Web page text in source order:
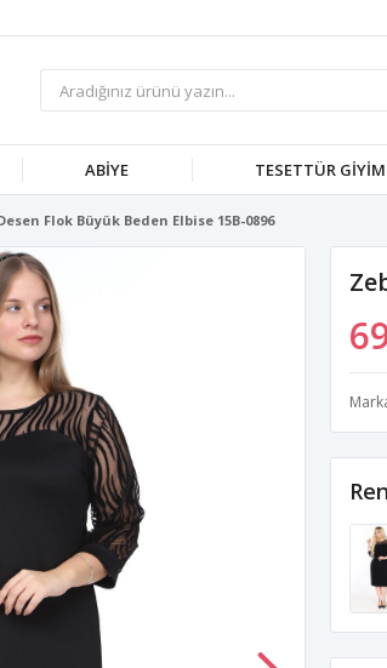
ABIYE TESETTÜR GIYIM
Flok Büyük Beden Elbise 15B-0896